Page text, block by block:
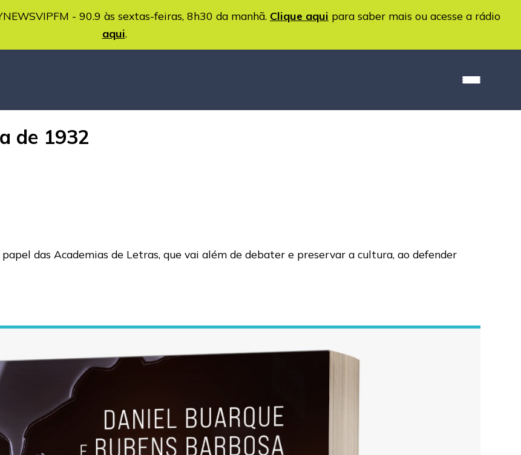
- 90.9 às sextas-feiras, 8h30 da manhã. Clique aqui para saber mais ou acesse a rádio
aqui.
de 1932
das Academias de Letras, que vai além de debater e preservar a cultura, ao defender